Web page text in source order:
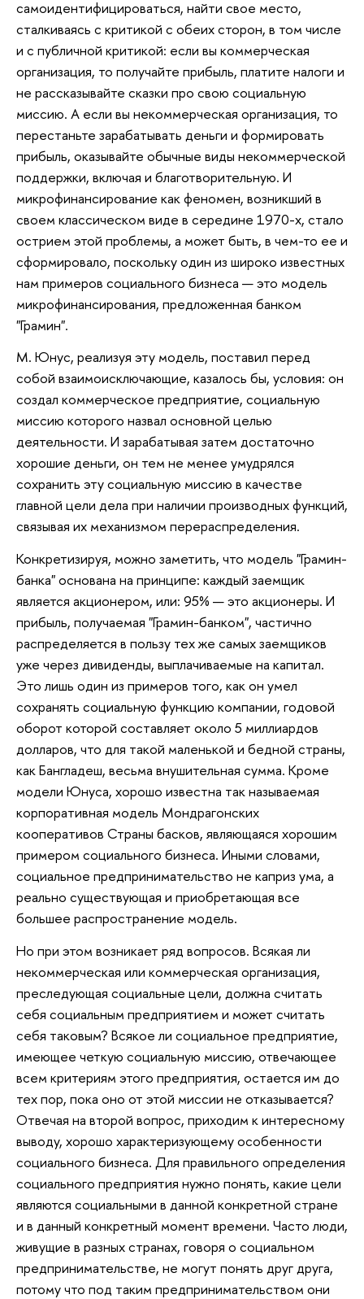
самоидентифицироваться, найти свое место,
сталкиваясь с критикой с обеих сторон, в том числе
и с публичной критикой: если вы коммерческая
организация, то получайте прибыль, платите налоги и
не рассказывайте сказки про свою социальную
миссию. А если вы некоммерческая организация, то
перестаньте зарабатывать деньги и формировать
прибыль, оказывайте обычные виды некоммерческой
поддержки, включая и благотворительную. И
микрофинансирование как феномен, возникший в
своем классическом виде в середине 1970-х, стало
острием этой проблемы, а может быть, в чем-то ее и
сформировало, поскольку один из широко известных
нам примеров социального бизнеса — это модель
микрофинансирования, предложенная банком
"Грамин".
М. Юнус, реализуя эту модель, поставил перед
собой взаимоисключающие, казалось бы, условия: он
создал коммерческое предприятие, социальную
миссию которого назвал основной целью
деятельности. И зарабатывая затем достаточно
хорошие деньги, он тем не менее умудрялся
сохранить эту социальную миссию в качестве
главной цели дела при наличии производных функций,
связывая их механизмом перераспределения.
Конкретизируя, можно заметить, что модель "Грамин-
банка" основана на принципе: каждый заемщик
является акционером, или: 95% — это акционеры. И
прибыль, получаемая "Грамин-банком", частично
распределяется в пользу тех же самых заемщиков
уже через дивиденды, выплачиваемые на капитал.
Это лишь один из примеров того, как он умел
сохранять социальную функцию компании, годовой
оборот которой составляет около 5 миллиардов
долларов, что для такой маленькой и бедной страны,
как Бангладеш, весьма внушительная сумма. Кроме
модели Юнуса, хорошо известна так называемая
корпоративная модель Мондрагонских
кооперативов Страны басков, являющаяся хорошим
примером социального бизнеса. Иными словами,
социальное предпринимательство не каприз ума, а
реально существующая и приобретающая все
большее распространение модель.
Но при этом возникает ряд вопросов. Всякая ли
некоммерческая или коммерческая организация,
преследующая социальные цели, должна считать
себя социальным предприятием и может считать
себя таковым? Всякое ли социальное предприятие,
имеющее четкую социальную миссию, отвечающее
всем критериям этого предприятия, остается им до
тех пор, пока оно от этой миссии не отказывается?
Отвечая на второй вопрос, приходим к интересному
выводу, хорошо характеризующему особенности
социального бизнеса. Для правильного определения
социального предприятия нужно понять, какие цели
являются социальными в данной конкретной стране
и в данный конкретный момент времени. Часто люди,
живущие в разных странах, говоря о социальном
предпринимательстве, не могут понять друг друга,
потому что под таким предпринимательством они